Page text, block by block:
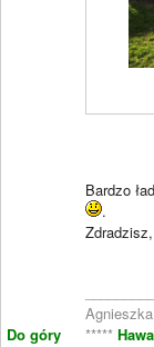
Do góry
Bardzo
.
*****